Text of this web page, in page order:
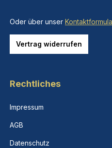
Oder über unser
Vertrag widerrufen
Rechtliches
Impressum
AGB
Datenschutz